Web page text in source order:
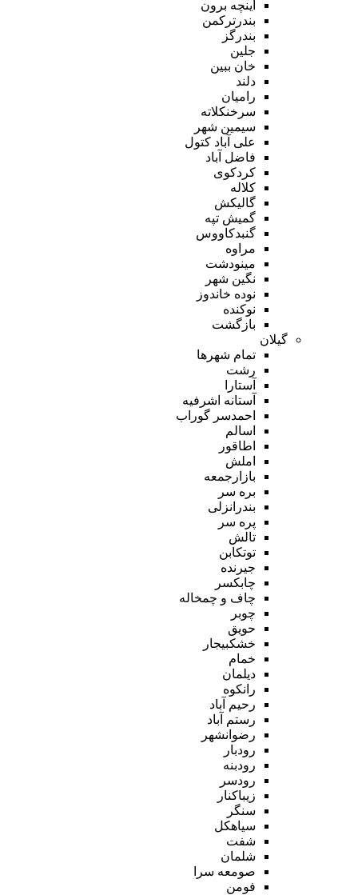
اینچه برون
بندرترکمن
بندرگز
جلین
خان ببین
دلند
رامیان
سرخنکلاته
سیمین شهر
علی آباد کتول
فاضل آباد
کردکوی
کلاله
گالیکش
گمیش تپه
گنبدکاووس
مراوه
مینودشت
نگین شهر
نوده خاندوز
نوکنده
بازگشت
گیلان
تمام شهر‌ها
رشت
آستارا
آستانه اشرفیه
احمدسر گوراب
اسالم
اطاقور
املش
بازارجمعه
بره سر
بندرانزلی
پره سر
تالش
توتکابن
جیرنده
چابکسر
چاف و چمخاله
چوبر
حویق
خشکبیجار
خمام
دیلمان
رانکوه
رحیم آباد
رستم آباد
رضوانشهر
رودبار
رودبنه
رودسر
زیباکنار
سنگر
سیاهکل
شفت
شلمان
صومعه سرا
فومن